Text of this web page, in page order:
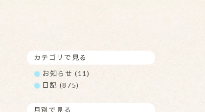
カテゴリで見る
お知らせ (11)
日記 (875)
月別で見る